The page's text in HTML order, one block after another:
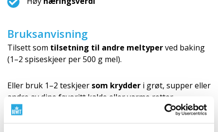
Bruksanvisning
Tilsett som tilsetning til andre meltyperved baking
(1–2 spiseskjeer per 500 g mel).
Eller bruk 1–2 teskjeer som krydder i grøt, supper eller
andre av dine favoritt kalde eller varme retter.